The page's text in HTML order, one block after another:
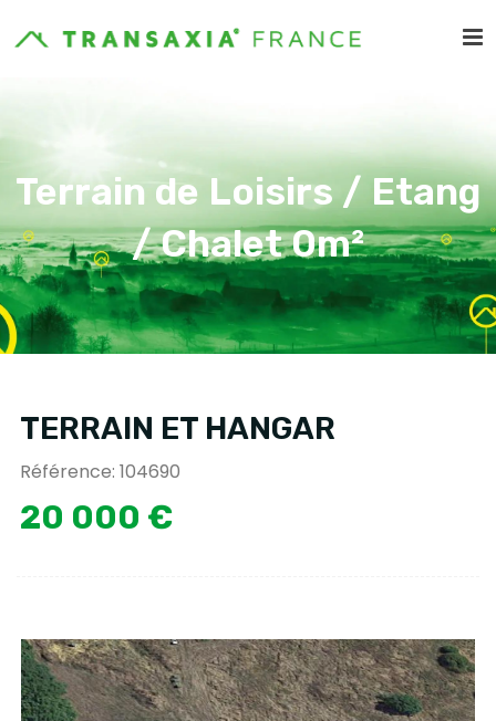
Terrain de Loisirs / Etang
/ Chalet 0m²
TERRAIN ET HANGAR
Référence: 104690
20 000 €